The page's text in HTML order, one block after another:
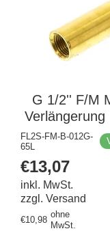
G 1/2'' F/M
Verlängerung
- 65
FL2S-FM-B-012G-
65L
Regulärer
Preis
€13,07
inkl. MwSt.
zzgl. Versand
Regulärer
€10,98
ohne
MwSt.